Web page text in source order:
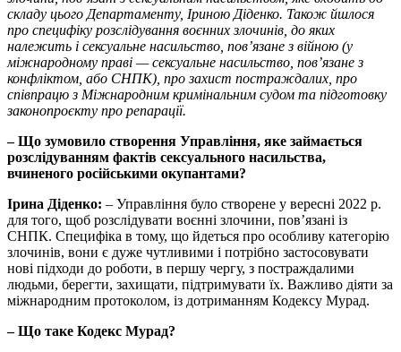
складу цього Департаменту, Іриною Діденко. Також йшлося
про специфіку розслідування воєнних злочинів, до яких
належить і сексуальне насильство, пов’язане з війною (у
міжнародному праві — сексуальне насильство, пов’язане з
конфліктом, або СНПК), про захист постраждалих, про
співпрацю з Міжнародним кримінальним судом та підготовку
законопроєкту про репарації.
– Що зумовило створення Управління, яке займається
розслідуванням фактів сексуального насильства,
вчиненого російськими окупантами?
Ірина Діденко: – Управління було створене у вересні 2022 р.
для того, щоб розслідувати воєнні злочини, пов’язані із
СНПК. Специфіка в тому, що йдеться про особливу категорію
злочинів, вони є дуже чутливими і потрібно застосовувати
нові підходи до роботи, в першу чергу, з постраждалими
людьми, берегти, захищати, підтримувати їх. Важливо діяти за
міжнародним протоколом, із дотриманням Кодексу Мурад.
– Що таке Кодекс Мурад?